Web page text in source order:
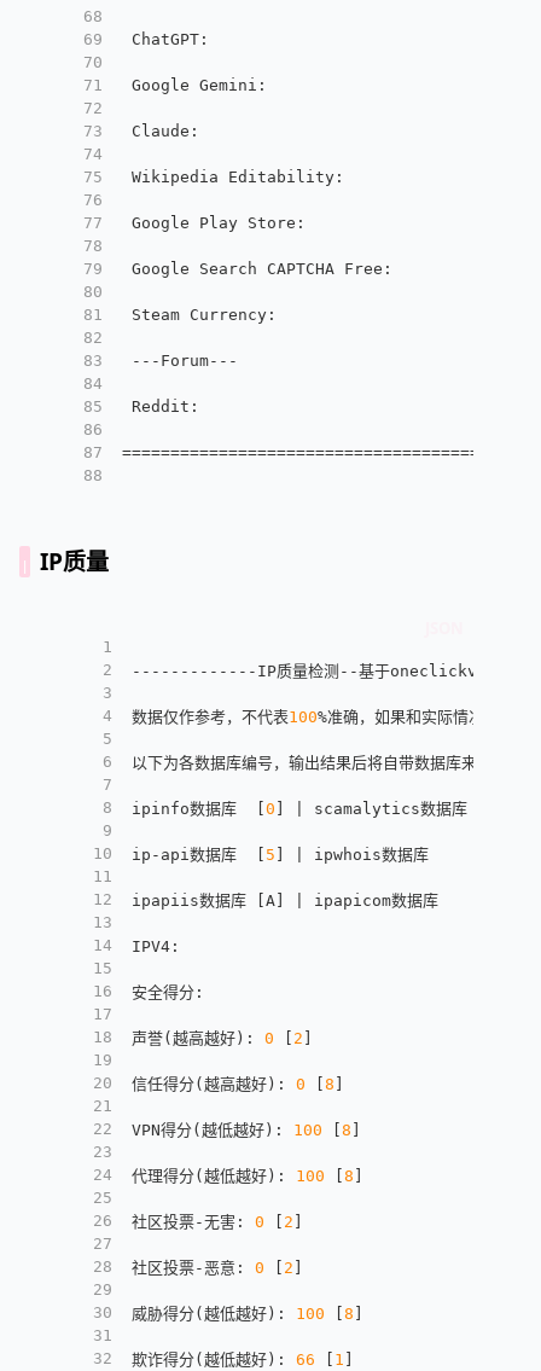
68
69
70
71
72
73
74
75
76
77
78
79
80
81
82
83
84
85
86
87
88
ChatGPT :
Google Gemini :
Claude :
Wikipedia Editability :
Google Play Store :
Google Search CAPTCHA Free :
Steam Currency :
---Forum---
Reddit :
=======================================
IP质量
1
2
3
4
5
6
7
8
9
10
11
12
13
14
15
16
17
18
19
20
21
22
23
24
25
26
27
28
29
30
31
32
-------------IP质量检测--基于oneclickvirt/
数据仅作参考，不代表100%准确，如果和实际情况不一致
以下为各数据库编号，输出结果后将自带数据库来源对应
ipinfo数据库 [0 ] | scamalytics数据库
ip-api数据库 [ 5 ] | ipwhois数据库
ipapiis数据库 [A ] | ipapicom数据库
IPV4 :
安全得分 :
声誉(越高越好) : 0 [ 2 ]
信任得分(越高越好) : 0 [8 ]
VPN得分(越低越好) : 100 [8 ]
代理得分(越低越好) : 100 [8 ]
社区投票-无害 : 0 [ 2 ]
社区投票-恶意 : 0 [ 2 ]
威胁得分(越低越好) : 100 [8 ]
欺诈得分(越低越好) : 66 [ 1 ]